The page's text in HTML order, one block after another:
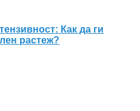
Как да ги
растеж?